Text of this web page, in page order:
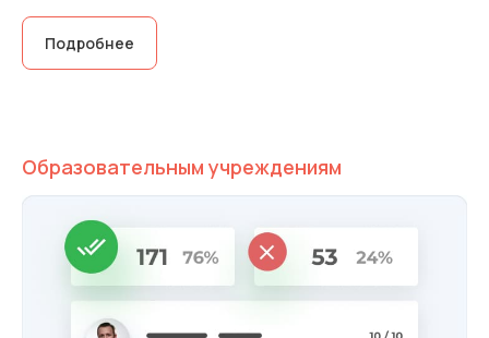
Подробнее
Образовательным учреждениям